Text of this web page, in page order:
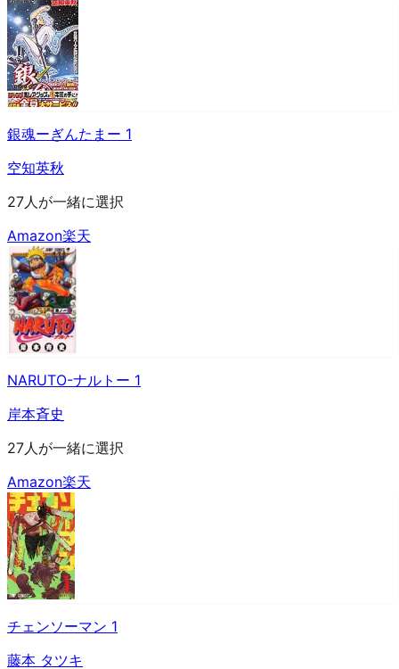
銀魂ーぎんたまー 1
空知英秋
27人が一緒に選択
Amazon楽天
NARUTO-ナルトー 1
岸本斉史
27人が一緒に選択
Amazon楽天
チェンソーマン 1
藤本 タツキ